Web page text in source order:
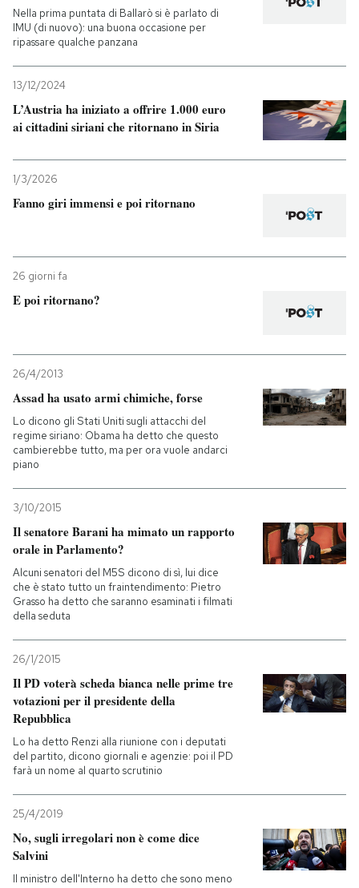
Nella prima puntata di Ballarò si è parlato di
IMU (di nuovo): una buona occasione per
ripassare qualche panzana
13/12/2024
L’Austria ha iniziato a offrire 1.000 euro
ai cittadini siriani che ritornano in Siria
1/3/2026
Fanno giri immensi e poi ritornano
26 giorni fa
E poi ritornano?
26/4/2013
Assad ha usato armi chimiche, forse
Lo dicono gli Stati Uniti sugli attacchi del
regime siriano: Obama ha detto che questo
cambierebbe tutto, ma per ora vuole andarci
piano
3/10/2015
Il senatore Barani ha mimato un rapporto
orale in Parlamento?
Alcuni senatori del M5S dicono di sì, lui dice
che è stato tutto un fraintendimento: Pietro
Grasso ha detto che saranno esaminati i filmati
della seduta
26/1/2015
Il PD voterà scheda bianca nelle prime tre
votazioni per il presidente della
Repubblica
Lo ha detto Renzi alla riunione con i deputati
del partito, dicono giornali e agenzie: poi il PD
farà un nome al quarto scrutinio
25/4/2019
No, sugli irregolari non è come dice
Salvini
Il ministro dell'Interno ha detto che sono meno